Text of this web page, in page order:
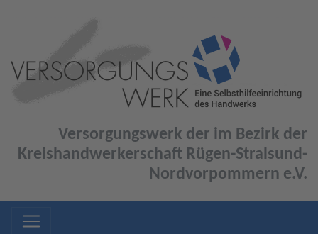
Versorgungswerk der im Bezirk der
Kreishandwerkerschaft Rügen-Stralsund-
Nordvorpommern e.V.